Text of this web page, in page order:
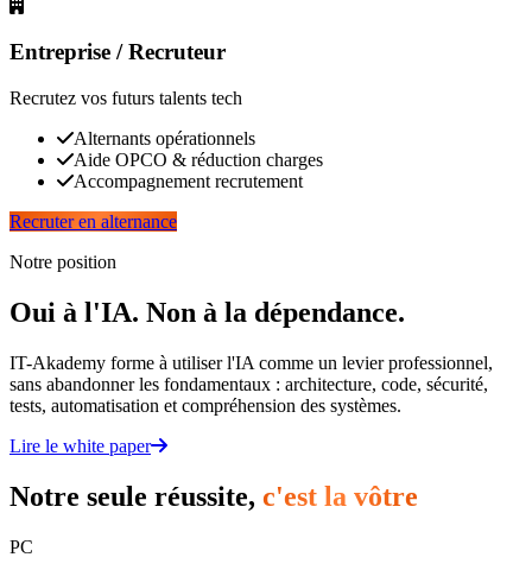
Entreprise / Recruteur
Recrutez vos futurs talents tech
Alternants opérationnels
Aide OPCO & réduction charges
Accompagnement recrutement
Recruter en alternance
Notre position
Oui à l'IA. Non à la dépendance.
IT-Akademy forme à utiliser l'IA comme un levier professionnel,
sans abandonner les fondamentaux : architecture, code, sécurité,
tests, automatisation et compréhension des systèmes.
Lire le white paper
Notre seule réussite, c'est la vôtre
PC